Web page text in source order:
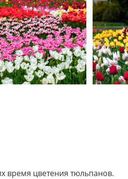
время цветения тюльпанов.